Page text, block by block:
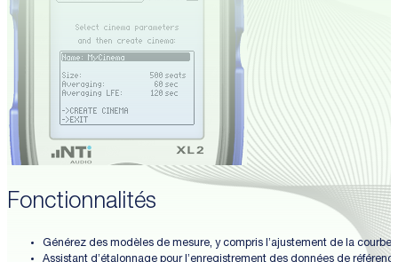
Fonctionnalités
Générez des modèles de mesure, y compris l’ajustement de la
Assistant d’étalonnage pour l’enregistrement des données de